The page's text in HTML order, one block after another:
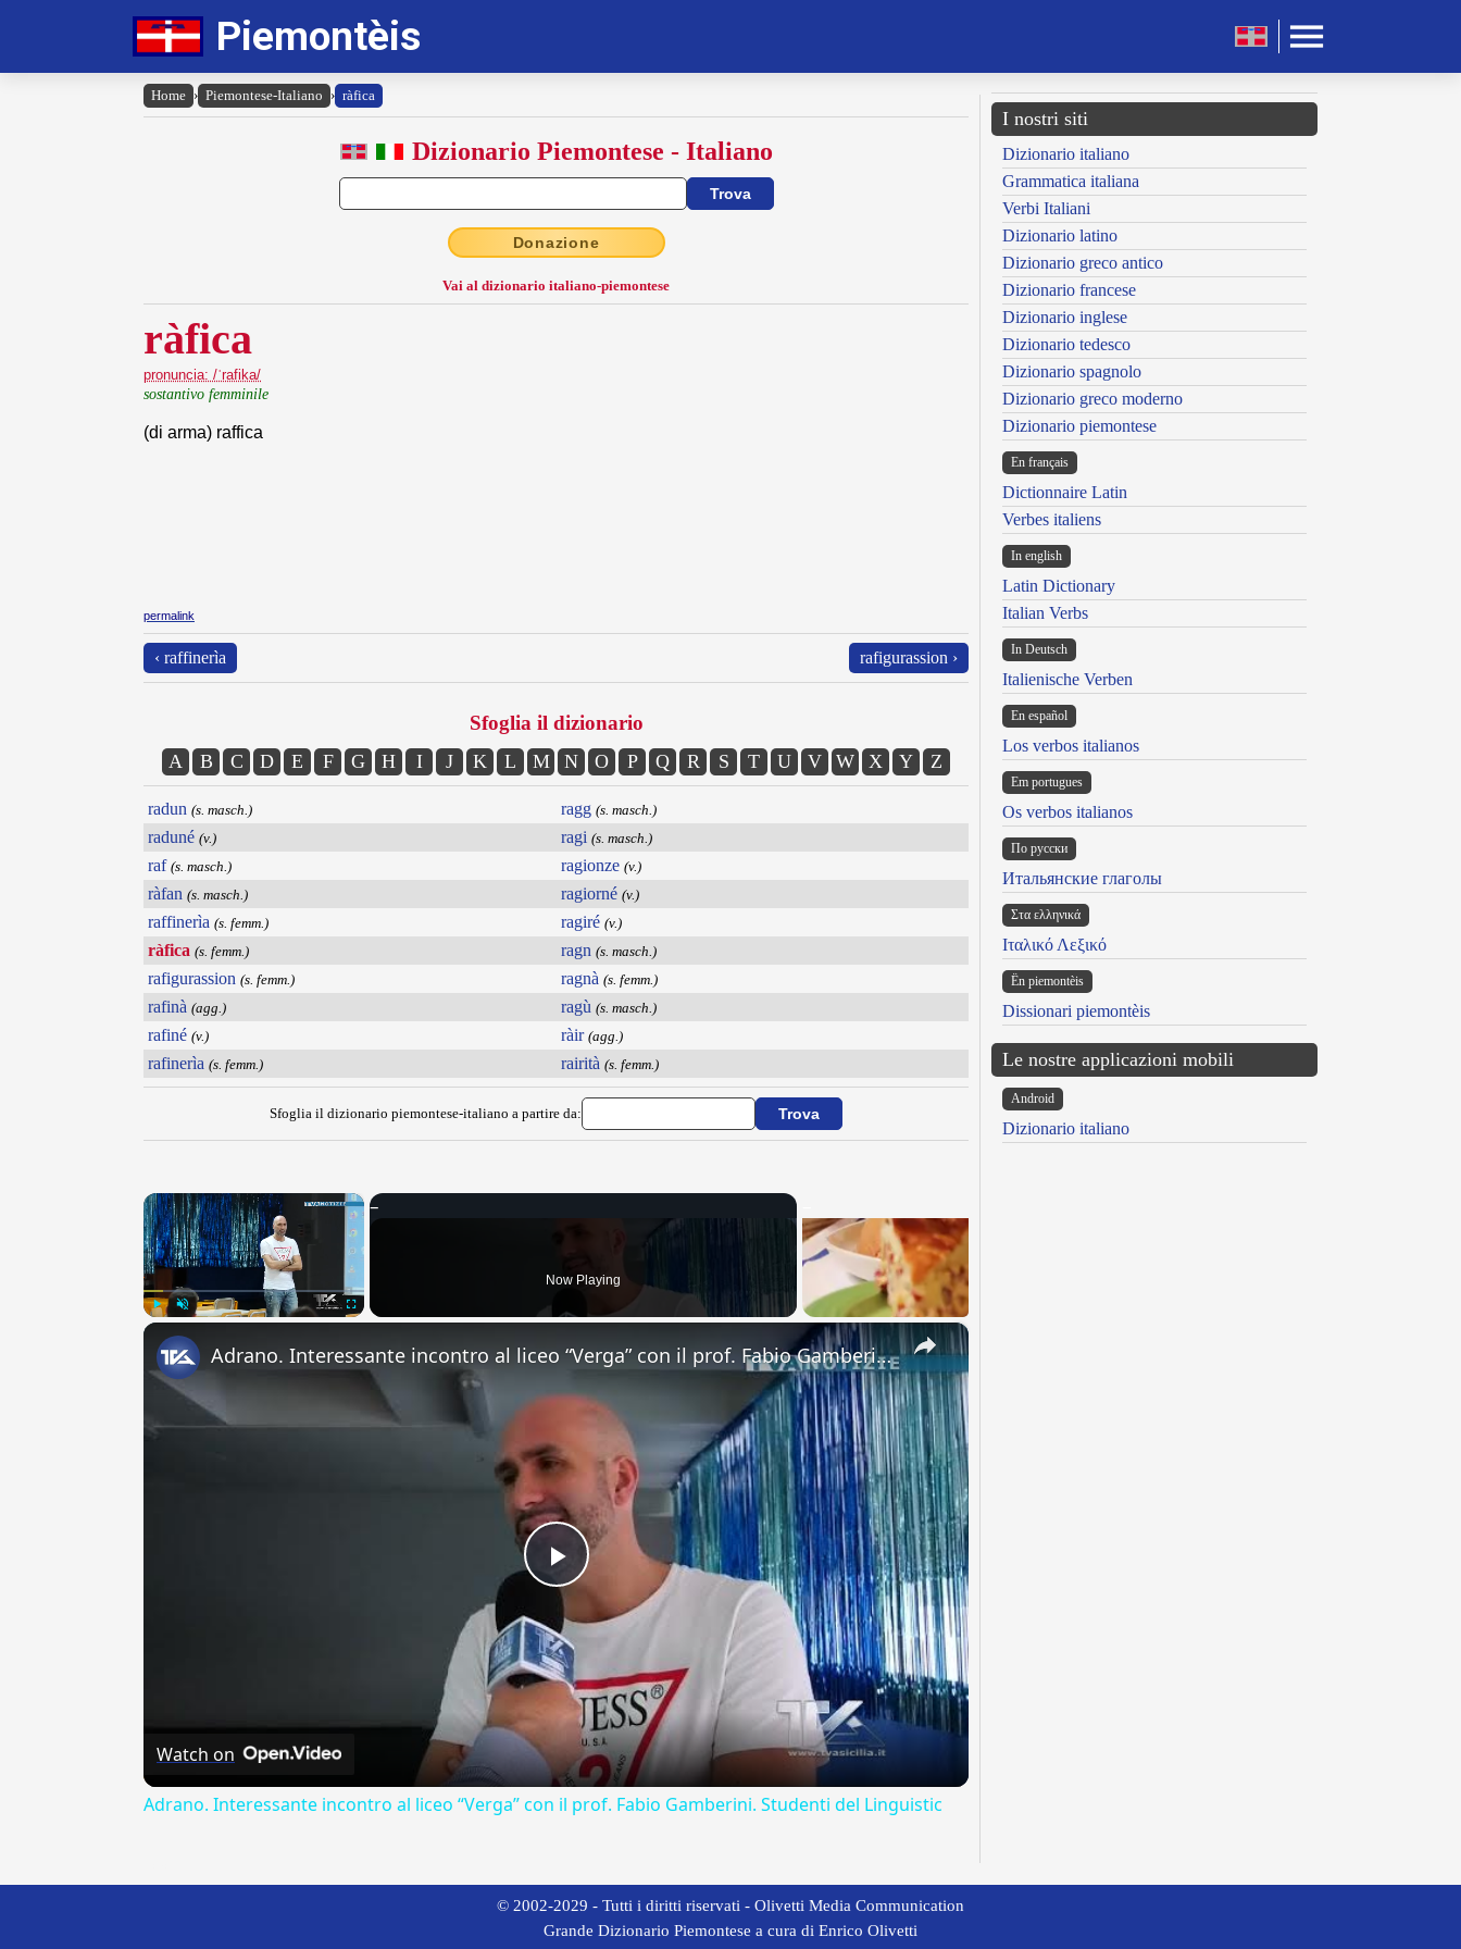
Piemontèis
Home › Piemontese-Italiano › ràfica
Dizionario Piemontese - Italiano
Donazione
Vai al dizionario italiano-piemontese
ràfica
pronuncia: /ˈrafika/
sostantivo femminile
(di arma) raffica
permalink
‹ raffinerìa rafigurassion ›
Sfoglia il dizionario
A B C D E F G H I J K L M N O P Q R S T U V W X Y Z
radun (s. masch.)
raduné (v.)
raf (s. masch.)
ràfan (s. masch.)
raffinerìa (s. femm.)
ràfica (s. femm.)
rafigurassion (s. femm.)
rafinà (agg.)
rafiné (v.)
rafinerìa (s. femm.)
ragg (s. masch.)
ragi (s. masch.)
ragionze (v.)
ragiorné (v.)
ragiré (v.)
ragn (s. masch.)
ragnà (s. femm.)
ragù (s. masch.)
ràir (agg.)
rairità (s. femm.)
Sfoglia il dizionario piemontese-italiano a partire da:
×
Now Playing
×
Play
Video
Adrano. Interessante incontro al liceo “Verga” con il prof. Fabio Gamberini. Studenti del Linguistic
Watch on
Adrano. Interessante incontro al liceo “Verga” con il prof. Fabio Gamberini. Studenti del Linguistic
I nostri siti
Dizionario italiano
Grammatica italiana
Verbi Italiani
Dizionario latino
Dizionario greco antico
Dizionario francese
Dizionario inglese
Dizionario tedesco
Dizionario spagnolo
Dizionario greco moderno
Dizionario piemontese
En français
Dictionnaire Latin
Verbes italiens
In english
Latin Dictionary
Italian Verbs
In Deutsch
Italienische Verben
En español
Los verbos italianos
Em portugues
Os verbos italianos
По русски
Итальянские глаголы
Στα ελληνικά
Ιταλικό Λεξικό
Ën piemontèis
Dissionari piemontèis
Le nostre applicazioni mobili
Android
Dizionario italiano
© 2002-2029 - Tutti i diritti riservati - Olivetti Media Communication
Grande Dizionario Piemontese a cura di Enrico Olivetti